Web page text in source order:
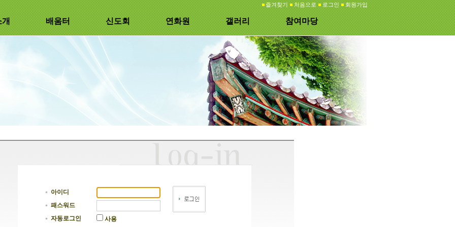
즐겨찾기 처음으로 로그인 회원가입
개 배움터 신도회 연화원 갤러리 참여마당
아이디
패스워드
자동로그인
사용